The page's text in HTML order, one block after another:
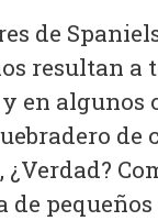
de
resultan a
en algunos
de